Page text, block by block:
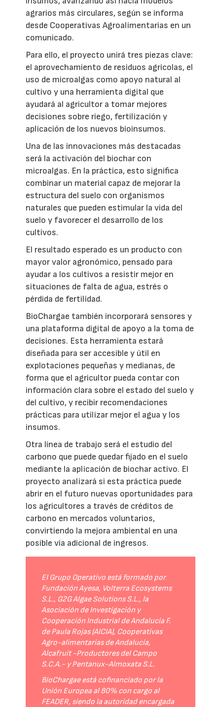
agrarios más circulares, según se informa
desde Cooperativas Agroalimentarias en un
comunicado.
Para ello, el proyecto unirá tres piezas clave:
el aprovechamiento de residuos agrícolas, el
uso de microalgas como apoyo natural al
cultivo y una herramienta digital que
ayudará al agricultor a tomar mejores
decisiones sobre riego, fertilización y
aplicación de los nuevos bioinsumos.
Una de las innovaciones más destacadas
será la activación del biochar con
microalgas. En la práctica, esto significa
combinar un material capaz de mejorar la
estructura del suelo con organismos
naturales que pueden estimular la vida del
suelo y favorecer el desarrollo de los
cultivos.
El resultado esperado es un producto con
mayor valor agronómico, pensado para
ayudar a los cultivos a resistir mejor en
situaciones de falta de agua, estrés o
pérdida de fertilidad.
BioChargae también incorporará sensores y
una plataforma digital de apoyo a la toma de
decisiones. Esta herramienta estará
diseñada para ser accesible y útil en
explotaciones pequeñas y medianas, de
forma que el agricultor pueda contar con
información clara sobre el estado del suelo y
del cultivo, y recibir recomendaciones
prácticas para utilizar mejor el agua y los
insumos.
Otra línea de trabajo será el estudio del
carbono que puede quedar fijado en el suelo
mediante la aplicación de biochar activo. El
proyecto analizará si esta práctica puede
abrir en el futuro nuevas oportunidades para
los agricultores a través de créditos de
carbono en mercados voluntarios,
convirtiendo la mejora ambiental en una
posible vía adicional de ingresos.
El Grupo Operativo está formado por
Fundación Ayesa, Volterra Ecosystems
S.L., G2G Algae Solutions S.L., la
Asociación de Investigación y
Cooperación Industrial de Andalucía F.
de Paula Rojas (AICIA), Cooperativas
Agro-alimentarias de Andalucía,
Alcafruit -Productores del Campo
S.C.A.- y Pentanux-Almoxata S.L.
BioChargae está cofinanciado por la
Unión Europea al 80% con cargo al
FEADER, siendo la autoridad encargada